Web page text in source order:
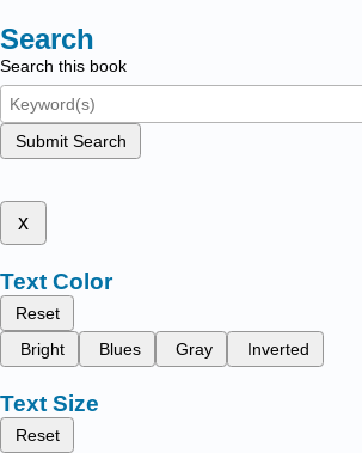
Search
Search this book
Submit Search
x
Text Color
Reset
Bright
Blues Gray Inverted
Text Size
Reset